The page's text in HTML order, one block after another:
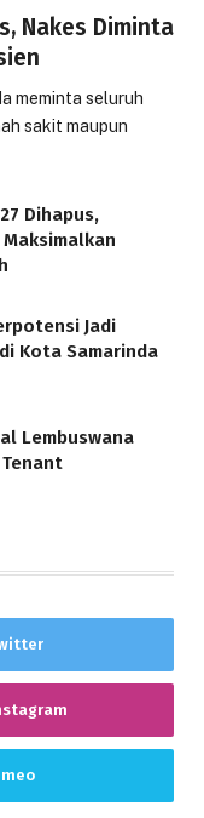
Nakes Diminta
meminta seluruh
sakit maupun
Dihapus,
Jadi
Kota Samarinda
Lembuswana